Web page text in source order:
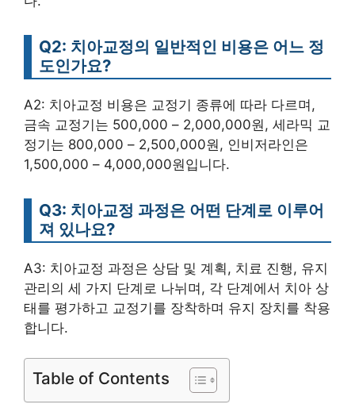
Q2: 치아교정의 일반적인 비용은 어느 정
도인가요?
A2: 치아교정 비용은 교정기 종류에 따라 다르며,
금속 교정기는 500,000 – 2,000,000원, 세라믹 교
정기는 800,000 – 2,500,000원, 인비저라인은
1,500,000 – 4,000,000원입니다.
Q3: 치아교정 과정은 어떤 단계로 이루어
져 있나요?
A3: 치아교정 과정은 상담 및 계획, 치료 진행, 유지
관리의 세 가지 단계로 나뉘며, 각 단계에서 치아 상
태를 평가하고 교정기를 장착하며 유지 장치를 착용
합니다.
Table of Contents